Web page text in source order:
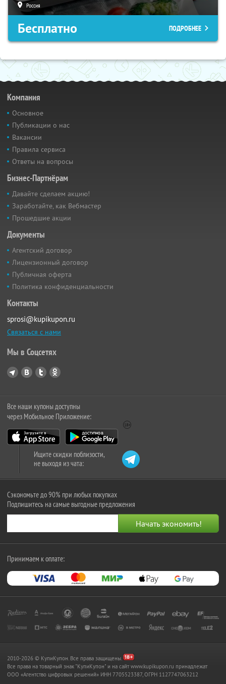
Россия
Бесплатно ПОДРОБНЕЕ
Компания
Основное
Публикации о нас
Вакансии
Правила сервиса
Ответы на вопросы
Бизнес-Партнёрам
Давайте сделаем акцию!
Заработайте, как Вебмастер
Прошедшие акции
Документы
Агентский договор
Лицензионный договор
Публичная оферта
Политика конфиденциальности
Контакты
sprosi@kupikupon.ru
Связаться с нами
Мы в Соцсетях
Все наши купоны доступны
через Мобильное Приложение:
Ищите скидки поблизости,
не выходя из чата:
Сэкономьте до 90% при любых покупках
Подпишитесь на самые выгодные предложения
Принимаем к оплате:
2010-2026 © КупиКупон. Все права защищены.
Все права на товарный знак "КупиКупон" и на сайт www.kupikupon.ru принадлежат
OOO «Агентство цифровых решений» ИНН 7705523387, ОГРН 1127747063212